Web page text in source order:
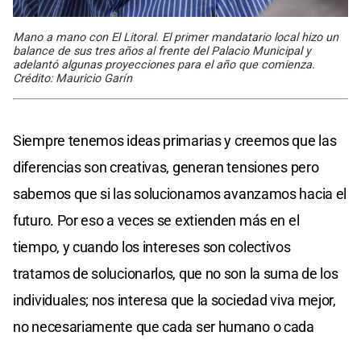
Mano a mano con El Litoral. El primer mandatario local hizo un
balance de sus tres años al frente del Palacio Municipal y
adelantó algunas proyecciones para el año que comienza.
Crédito: Mauricio Garín
Siempre tenemos ideas primarias y creemos que las
diferencias son creativas, generan tensiones pero
sabemos que si las solucionamos avanzamos hacia el
futuro. Por eso a veces se extienden más en el
tiempo, y cuando los intereses son colectivos
tratamos de solucionarlos, que no son la suma de los
individuales; nos interesa que la sociedad viva mejor,
no necesariamente que cada ser humano o cada